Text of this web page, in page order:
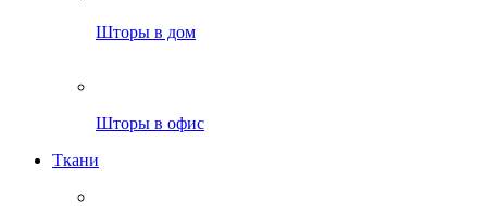
Шторы в дом
Шторы в офис
Ткани